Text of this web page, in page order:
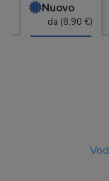
Nuovo
da (8,90 €)